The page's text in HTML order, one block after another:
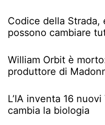
Codice della Strada,
possono cambiare
William Orbit è
produttore di
L’IA inventa 16
cambia la biologia